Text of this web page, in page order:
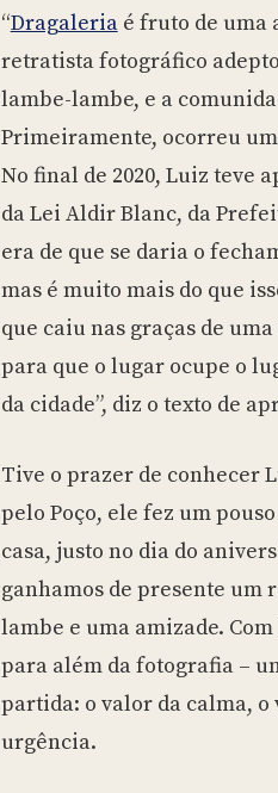
“Dragaleriaé fruto de uma
retratista fotográfico
lambe-lambe, e a
Primeiramente, ocorreu
No final de 2020, Luiz teve
da Lei Aldir Blanc, da
era de que se daria o
mas é muito mais do que
que caiu nas graças de
para que o lugar ocupe o
da cidade”, diz o texto de
Tive o prazer de conhecer
pelo Poço, ele fez um
casa, justo no dia do
ganhamos de presente
lambe e uma amizade.
para além da fotografia –
partida: o valor da calma, o
urgência.